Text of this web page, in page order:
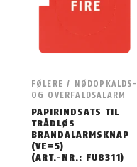
FØLERE / NØDOPKALDS-
OG OVERFALDSALARM
PAPIRINDSATS TIL
TRÅDLØS
BRANDALARMSKNAP
(VE=5)
(ART.-NR.: FU8311)